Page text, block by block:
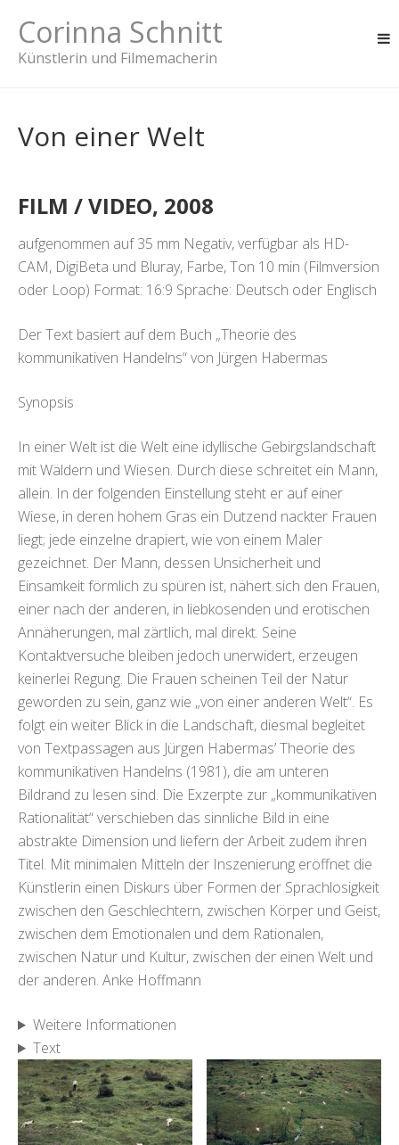
content
Corinna Schnitt
Künstlerin und Filmemacherin
Von einer Welt
FILM / VIDEO, 2008
aufgenommen auf 35 mm Negativ, verfügbar als HD-
CAM, DigiBeta und Bluray, Farbe, Ton 10 min (Filmversion
oder Loop) Format: 16:9 Sprache: Deutsch oder Englisch
Der Text basiert auf dem Buch „Theorie des
kommunikativen Handelns“ von Jürgen Habermas
Synopsis
In einer Welt ist die Welt eine idyllische Gebirgslandschaft
mit Wäldern und Wiesen. Durch diese schreitet ein Mann,
allein. In der folgenden Einstellung steht er auf einer
Wiese, in deren hohem Gras ein Dutzend nackter Frauen
liegt; jede einzelne drapiert, wie von einem Maler
gezeichnet. Der Mann, dessen Unsicherheit und
Einsamkeit förmlich zu spüren ist, nähert sich den Frauen,
einer nach der anderen, in liebkosenden und erotischen
Annäherungen, mal zärtlich, mal direkt. Seine
Kontaktversuche bleiben jedoch unerwidert, erzeugen
keinerlei Regung. Die Frauen scheinen Teil der Natur
geworden zu sein, ganz wie „von einer anderen Welt“. Es
folgt ein weiter Blick in die Landschaft, diesmal begleitet
von Textpassagen aus Jürgen Habermas’ Theorie des
kommunikativen Handelns (1981), die am unteren
Bildrand zu lesen sind. Die Exzerpte zur „kommunikativen
Rationalität“ verschieben das sinnliche Bild in eine
abstrakte Dimension und liefern der Arbeit zudem ihren
Titel. Mit minimalen Mitteln der Inszenierung eröffnet die
Künstlerin einen Diskurs über Formen der Sprachlosigkeit
zwischen den Geschlechtern, zwischen Körper und Geist,
zwischen dem Emotionalen und dem Rationalen,
zwischen Natur und Kultur, zwischen der einen Welt und
der anderen. Anke Hoffmann
Weitere Informationen
Text